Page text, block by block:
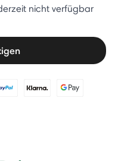
nicht verfügbar